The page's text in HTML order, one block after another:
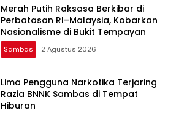
Merah Putih Raksasa Berkibar di
Perbatasan RI–Malaysia, Kobarkan
Nasionalisme di Bukit Tempayan
Sambas 2 Agustus 2026
Lima Pengguna Narkotika Terjaring
Razia BNNK Sambas di Tempat
Hiburan